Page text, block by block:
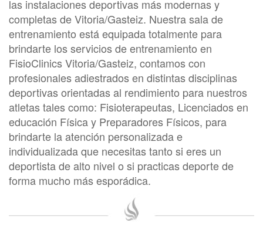
las instalaciones deportivas más modernas y
completas de Vitoria/Gasteiz. Nuestra sala de
entrenamiento está equipada totalmente para
brindarte los servicios de entrenamiento en
FisioClinics Vitoria/Gasteiz, contamos con
profesionales adiestrados en distintas disciplinas
deportivas orientadas al rendimiento para nuestros
atletas tales como: Fisioterapeutas, Licenciados en
educación Física y Preparadores Físicos, para
brindarte la atención personalizada e
individualizada que necesitas tanto si eres un
deportista de alto nivel o si practicas deporte de
forma mucho más esporádica.